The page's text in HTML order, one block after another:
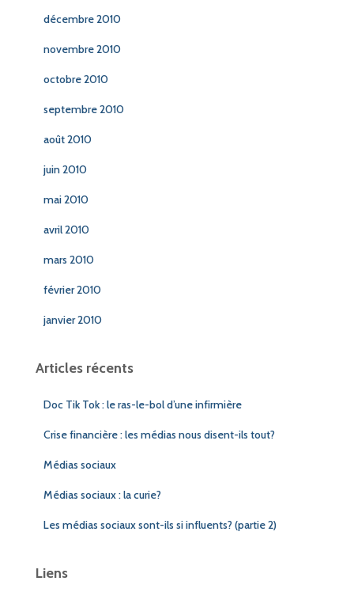
décembre 2010
novembre 2010
octobre 2010
septembre 2010
août 2010
juin 2010
mai 2010
avril 2010
mars 2010
février 2010
janvier 2010
Articles récents
Doc Tik Tok : le ras-le-bol d’une infirmière
Crise financière : les médias nous disent-ils tout?
Médias sociaux
Médias sociaux : la curie?
Les médias sociaux sont-ils si influents? (partie 2)
Liens